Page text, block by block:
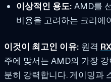
이상적인 용도: AMD를
비용을 고려하는 크리에
이것이 최고인 이유: 원격
주에 맞서는 AMD의 가장
분히 강력합니다. 게이밍과